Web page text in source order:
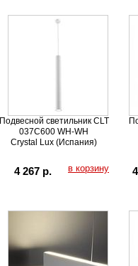
Подвесной светильник CLT
037C600 WH-WH
Crystal Lux (Испания)
4 267 р. в корзину